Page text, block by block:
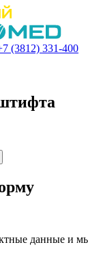
(3812) 331-400
данные и